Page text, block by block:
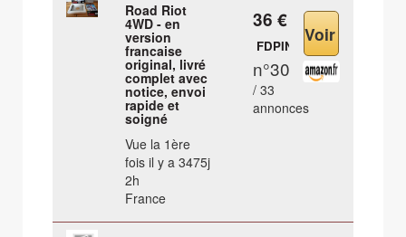
Road Riot
4WD - en
version
francaise
original, livré
complet avec
notice, envoi
rapide et
soigné
Vue la 1ère
fois il y a 3475j
2h
France
36 €
FDPIN
n°30
/ 33
annonces